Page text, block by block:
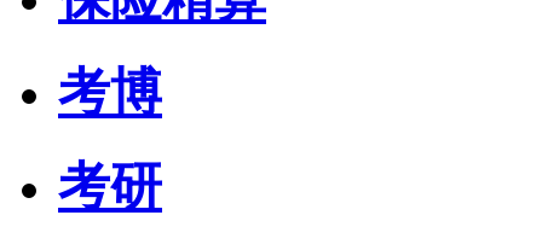
考博
考研